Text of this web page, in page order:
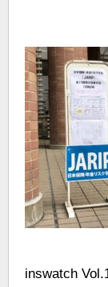
inswatch